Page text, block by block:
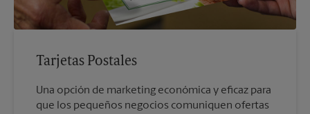
Tarjetas Postales
Una opción de marketing económica y eficaz para
que los pequeños negocios comuniquen ofertas